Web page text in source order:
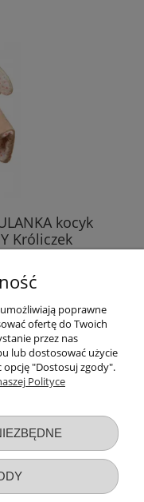
kocyk
Króliczek
poprawne
ofertę do Twoich
przez nas
lub dostosować użycie
"Dostosuj zgody".
Polityce